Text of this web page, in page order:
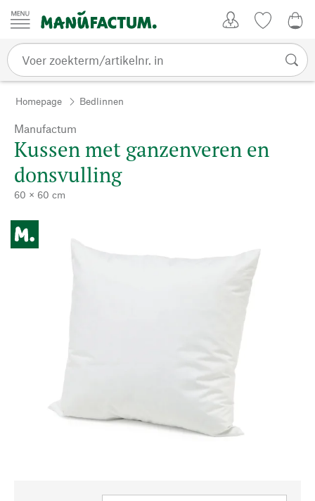
Passer au contenu
Homepage Bedlinnen
Manufactum
Kussen met ganzenveren en
donsvulling
60 × 60 cm